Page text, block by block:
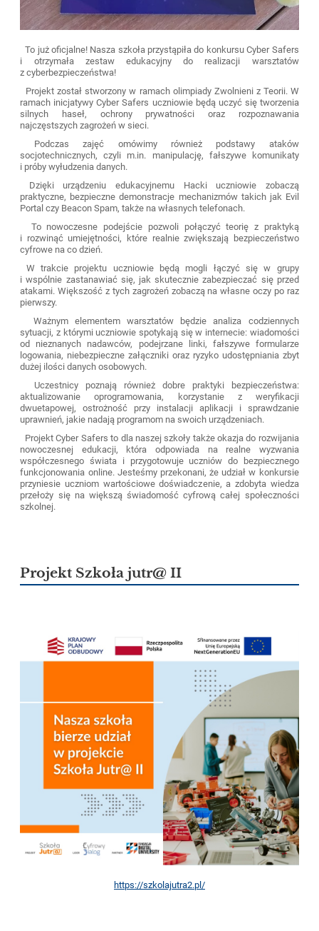
To już oficjalne! Nasza szkoła przystąpiła do konkursu Cyber Safers
i otrzymała zestaw edukacyjny do realizacji warsztatów
z cyberbezpieczeństwa!
Projekt został stworzony w ramach olimpiady Zwolnieni z Teorii. W
ramach inicjatywy Cyber Safers uczniowie będą uczyć się tworzenia
silnych haseł, ochrony prywatności oraz rozpoznawania
najczęstszych zagrożeń w sieci.
Podczas zajęć omówimy również podstawy ataków
socjotechnicznych, czyli m.in. manipulację, fałszywe komunikaty
i próby wyłudzenia danych.
Dzięki urządzeniu edukacyjnemu Hacki uczniowie zobaczą
praktyczne, bezpieczne demonstracje mechanizmów takich jak Evil
Portal czy Beacon Spam, także na własnych telefonach.
To nowoczesne podejście pozwoli połączyć teorię z praktyką
i rozwinąć umiejętności, które realnie zwiększają bezpieczeństwo
cyfrowe na co dzień.
W trakcie projektu uczniowie będą mogli łączyć się w grupy
i wspólnie zastanawiać się, jak skutecznie zabezpieczać się przed
atakami. Większość z tych zagrożeń zobaczą na własne oczy po raz
pierwszy.
Ważnym elementem warsztatów będzie analiza codziennych
sytuacji, z którymi uczniowie spotykają się w internecie: wiadomości
od nieznanych nadawców, podejrzane linki, fałszywe formularze
logowania, niebezpieczne załączniki oraz ryzyko udostępniania zbyt
dużej ilości danych osobowych.
Uczestnicy poznają również dobre praktyki bezpieczeństwa:
aktualizowanie oprogramowania, korzystanie z weryfikacji
dwuetapowej, ostrożność przy instalacji aplikacji i sprawdzanie
uprawnień, jakie nadają programom na swoich urządzeniach.
Projekt Cyber Safers to dla naszej szkoły także okazja do rozwijania
nowoczesnej edukacji, która odpowiada na realne wyzwania
współczesnego świata i przygotowuje uczniów do bezpiecznego
funkcjonowania online. Jesteśmy przekonani, że udział w konkursie
przyniesie uczniom wartościowe doświadczenie, a zdobyta wiedza
przełoży się na większą świadomość cyfrową całej społeczności
szkolnej.
Projekt Szkoła jutr@ II
https://szkolajutra2.pl/